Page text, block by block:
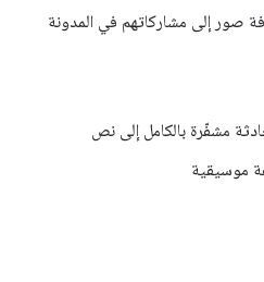
صور إلى مشاركاتهم في المدونة
مشفّرة بالكامل إلى نص
موسيقية